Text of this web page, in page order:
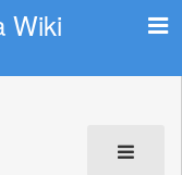
Wiki